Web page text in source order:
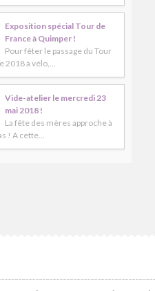
Exposition spécial Tour de
France à Quimper !
Pour fêter le passage du Tour
2018 à vélo,…
Vide-atelier le mercredi 23
mai 2018 !
La fête des mères approche à
! A cette…